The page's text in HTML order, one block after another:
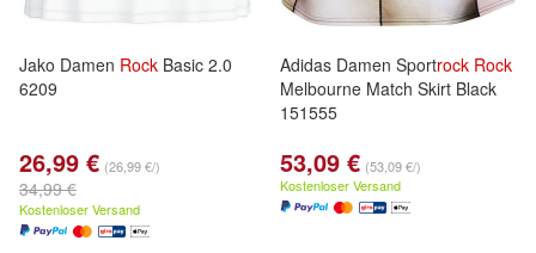
Jako Damen Rock Basic 2.0
6209
26,99 € (26,99 €/)
34,99 €
Kostenloser Versand
Adidas Damen Sportrock Rock
Melbourne Match Skirt Black
151555
53,09 € (53,09 €/)
Kostenloser Versand